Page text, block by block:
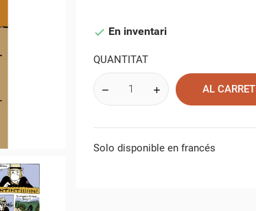
 En inventari
QUANTITAT
AL CARRET
Solo disponible en francés